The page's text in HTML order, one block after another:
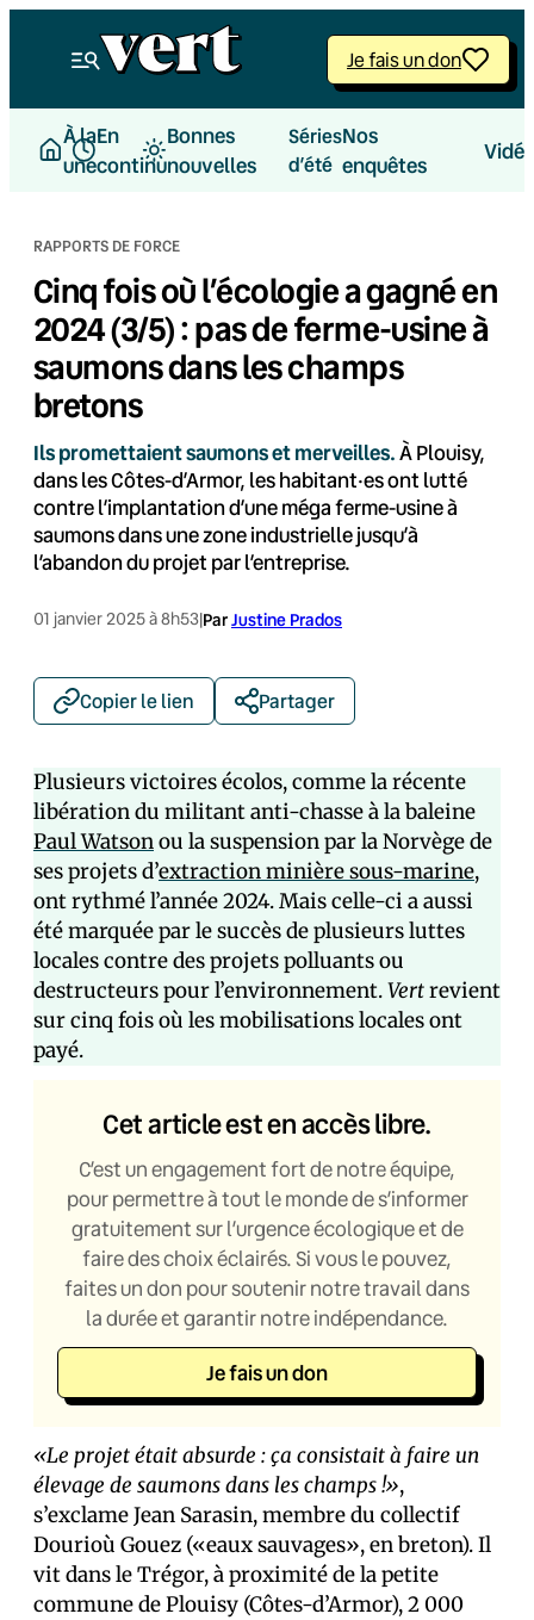
Je fais un don
À la
une
En
continu
Bonnes
nouvelles
Séries
d’été
Nos
enquêtes
RAPPORTS DE FORCE
Cinq fois où l’écologie a gagné en
2024 (3/5) : pas de ferme-usine à
saumons dans les champs
bretons
Ils promettaient saumons et merveilles.À Plouisy,
dans les Côtes-d’Armor, les habitant·es ont lutté
contre l’implantation d’une méga ferme-usine à
saumons dans une zone industrielle jusqu’à
l’abandon du projet par l’entreprise.
01 janvier 2025 à 8h53|ParJustine Prados
Copier le lien Partager
Plusieurs victoires écolos, comme la récente
libération du militant anti-chasse à la baleine
Paul Watsonou la suspension par la Norvège de
ses projets d’extraction minière sous-marine,
ont rythmé l’année 2024. Mais celle-ci a aussi
été marquée par le succès de plusieurs luttes
locales contre des projets polluants ou
destructeurs pour l’environnement.Vertrevient
sur cinq fois où les mobilisations locales ont
payé.
Cet article est en accès libre.
C’est un engagement fort de notre équipe,
pour permettre à tout le monde de s’informer
gratuitement sur l’urgence écologique et de
faire des choix éclairés. Si vous le pouvez,
faites un don pour soutenir notre travail dans
la durée et garantir notre indépendance.
Je fais un don
«Le projet était absurde : ça consistait à faire un
élevage de saumons dans les champs !»,
s’exclame Jean Sarasin, membre du collectif
Dourioù Gouez («eaux sauvages», en breton). Il
vit dans le Trégor, à proximité de la petite
commune de Plouisy (Côtes-d’Armor), 2 000